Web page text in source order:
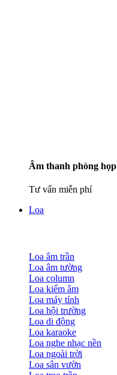
Âm thanh phòng họp
Tư vấn miễn phí
Loa
Loa âm trần
Loa âm tường
Loa column
Loa kiểm âm
Loa máy tính
Loa hội trường
Loa di động
Loa karaoke
Loa nghe nhạc nền
Loa ngoài trời
Loa sân vườn